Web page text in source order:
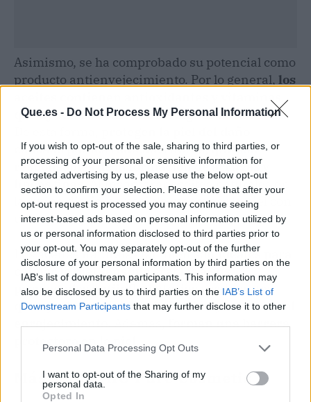
Que.es - Do Not Process My Personal Information
If you wish to opt-out of the sale, sharing to third parties, or
processing of your personal or sensitive information for
targeted advertising by us, please use the below opt-out
section to confirm your selection. Please note that after your
opt-out request is processed you may continue seeing
interest-based ads based on personal information utilized by
us or personal information disclosed to third parties prior to
your opt-out. You may separately opt-out of the further
disclosure of your personal information by third parties on the
IAB’s list of downstream participants. This information may
also be disclosed by us to third parties on the IAB’s List of
Downstream Participants that may further disclose it to other
Personal Data Processing Opt Outs
I want to opt-out of the Sharing of my
personal data.
Opted In
Asimismo, se ha comprobado su potencial como
producto antienvejecimiento. Por lo general, los
aceites contienen antioxidantes y vitaminas
que ayudan a combatir los signos de la edad.
causado por los radicales libres, que son
responsables de la formación de arrugas y
líneas finas.Al incorporar aceites naturales en
la rutina diaria, es posible mantener la piel con
un aspecto joven y saludable.
Los aceites naturales también sonideales para
calmar la piel sensible gracias a sus
propiedades antiinflamatorias y calmantes
que ayudan a aliviar la irritación y a reducir el
enrojecimiento. Además,forman una barrera
protectora en la piel
Más sobre AIO Pure Cosmetic